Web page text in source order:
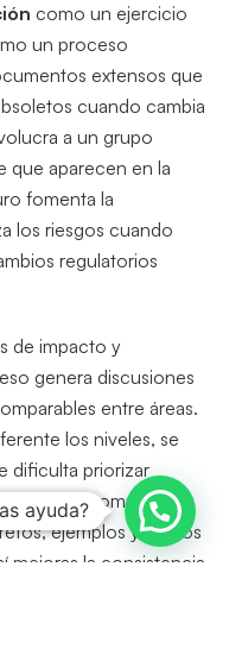
como un ejercicio
un proceso
extensos que
cuando cambia
a un grupo
que aparecen en la
fomenta la
los riesgos cuando
regulatorios
de impacto y
genera discusiones
entre áreas.
los niveles, se
dificulta priorizar
acompañar
ejemplos y rangos
mejoras la consistencia
ayuda?